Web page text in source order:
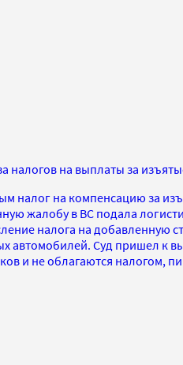
налогов на выплаты за
налог на компенсацию за
жалобу в ВС подала
налога на добавленную
автомобилей. Суд пришел к
и не облагаются налогом,